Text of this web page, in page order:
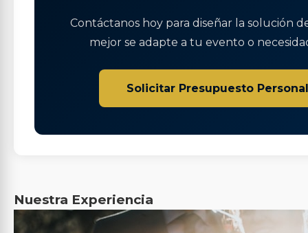
Contáctanos hoy para diseñar la solución
mejor se adapte a tu evento o
Solicitar Presupuesto
Nuestra Experiencia